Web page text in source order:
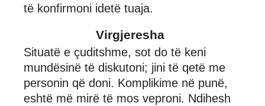
të konfirmoni idetë tuaja.
Virgjeresha
Situatë e çuditshme, sot do të keni
mundësinë të diskutoni; jini të qetë me
personin që doni. Komplikime në punë,
eshtë më mirë të mos veproni. Ndihesh